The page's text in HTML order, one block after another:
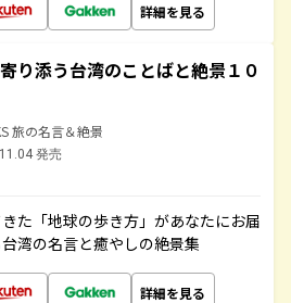
詳細を見る
り添う台湾のことばと絶景１０
旅の名言＆絶景
発売
た「地球の歩き方」があなたにお届
湾の名言と癒やしの絶景集
詳細を見る